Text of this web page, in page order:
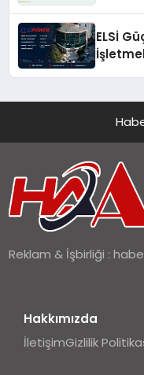
ELSİ
Reklam & İşbirliği :
Hakkımızda
İletişimGizlilik